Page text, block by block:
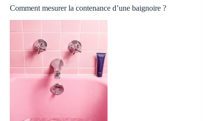
Comment mesurer la contenance d’une baignoire ?